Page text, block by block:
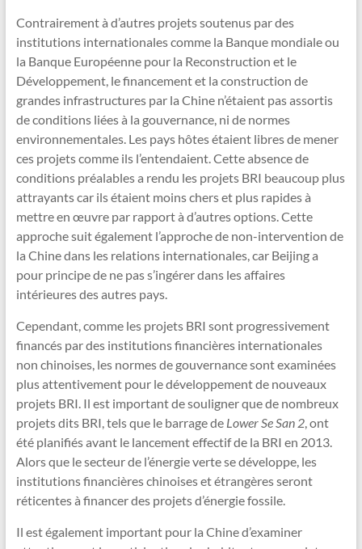
Contrairement à d’autres projets soutenus par des
institutions internationales comme la Banque mondiale ou
la Banque Européenne pour la Reconstruction et le
Développement, le financement et la construction de
grandes infrastructures par la Chine n’étaient pas assortis
de conditions liées à la gouvernance, ni de normes
environnementales. Les pays hôtes étaient libres de mener
ces projets comme ils l’entendaient. Cette absence de
conditions préalables a rendu les projets BRI beaucoup plus
attrayants car ils étaient moins chers et plus rapides à
mettre en œuvre par rapport à d’autres options. Cette
approche suit également l’approche de non-intervention de
la Chine dans les relations internationales, car Beijing a
pour principe de ne pas s’ingérer dans les affaires
intérieures des autres pays.
Cependant, comme les projets BRI sont progressivement
financés par des institutions financières internationales
non chinoises, les normes de gouvernance sont examinées
plus attentivement pour le développement de nouveaux
projets BRI. Il est important de souligner que de nombreux
projets dits BRI, tels que le barrage de Lower Se San 2, ont
été planifiés avant le lancement effectif de la BRI en 2013.
Alors que le secteur de l’énergie verte se développe, les
institutions financières chinoises et étrangères seront
réticentes à financer des projets d’énergie fossile.
Il est également important pour la Chine d’examiner